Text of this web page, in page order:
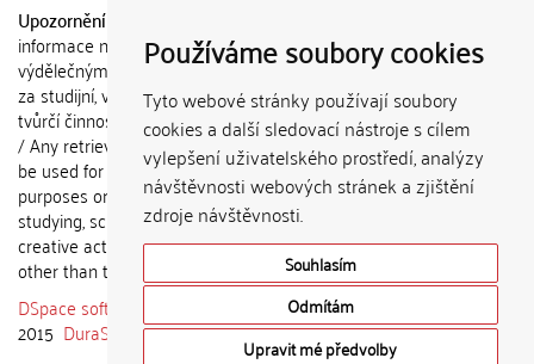
Používáme soubory cookies
Tyto webové stránky používají soubory
cookies a další sledovací nástroje s cílem
vylepšení uživatelského prostředí, analýzy
návštěvnosti webových stránek a zjištění
zdroje návštěvnosti.
Souhlasím
Odmítám
Upravit mé předvolby
Upozornění / Notice:
informace nemohou být použity k
výdělečným účelům nebo vydávány
za studijní, vědeckou nebo jinou
tvůrčí činnost jiné osoby než autora.
/ Any retrieved information shall not
be used for any commercial
purposes or claimed as results of
studying, scientific or any other
creative activities of any person
other than the author.
DSpace software
copyright © 2002-
2015 DuraSpace